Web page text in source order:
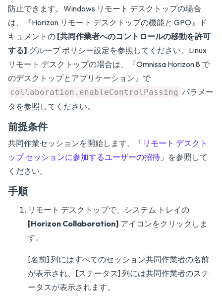
防止できます。Windows リモート デスクトップの場合
は、『Horizon リモート デスクトップの機能と GPO』ド
キュメントの [共同作業者へのコントロールの移動を許可
する] グループ ポリシー設定を参照してください。Linux
リモート デスクトップの場合は、『Omnissa Horizon 8 で
のデスクトップとアプリケーション』で
collaboration.enableControlPassing パラメー
タを参照してください。
前提条件
共同作業セッションを開始します。「 リモート デスクト
ップ セッションに参加するユーザーの招待 」を参照して
ください。
手順
リモート デスクトップで、システム トレイの
[Horizon Collaboration] アイコンをクリックしま
す。
[名前] 列にはすべてのセッション共同作業者の名前
が表示され、[ステータス] 列には共同作業者のステ
ータスが表示されます。